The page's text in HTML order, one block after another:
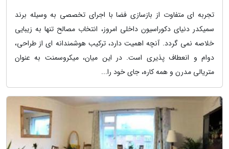
تجربه ای متفاوت از بازسازی فضا با اجرای تخصصی به وسیله برند
سمیکدر دنیای دکوراسیون داخلی امروز، انتخاب مصالح تنها به زیبایی
خلاصه نمی گردد. آنچه اهمیت دارد، ترکیب هوشمندانه ای از طراحی،
دوام و انعطاف پذیری است. در این میان، میکروسمنت به عنوان
متریالی مدرن و همه کاره، جای خود را...